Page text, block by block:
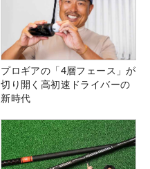
プロギアの「4層フェース」が
切り開く高初速ドライバーの
新時代